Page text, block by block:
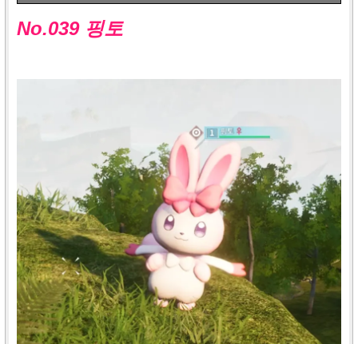
No.039 핑토